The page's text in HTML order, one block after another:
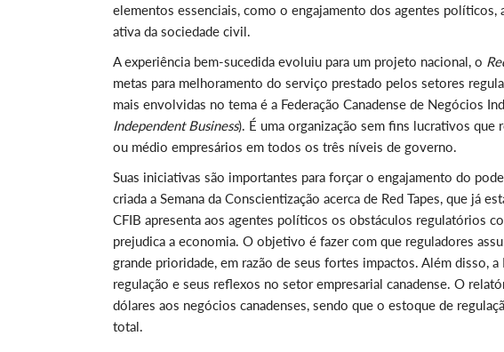
elementos essenciais, como o engajamento dos agentes
ativa da sociedade civil.
A experiência bem-sucedida evoluiu para um projeto nacional, o
metas para melhoramento do serviço prestado pelos setores
mais envolvidas no tema é a Federação Canadense de Negócios
Independent Business). É uma organização sem fins lucrativos
ou médio empresários em todos os três níveis de governo.
Suas iniciativas são importantes para forçar o engajamento do
criada a Semana da Conscientização acerca de Red Tapes, que já
CFIB apresenta aos agentes políticos os obstáculos regulatórios
prejudica a economia. O objetivo é fazer com que reguladores
grande prioridade, em razão de seus fortes impactos. Além disso,
regulação e seus reflexos no setor empresarial canadense. O
dólares aos negócios canadenses, sendo que o estoque de
total.